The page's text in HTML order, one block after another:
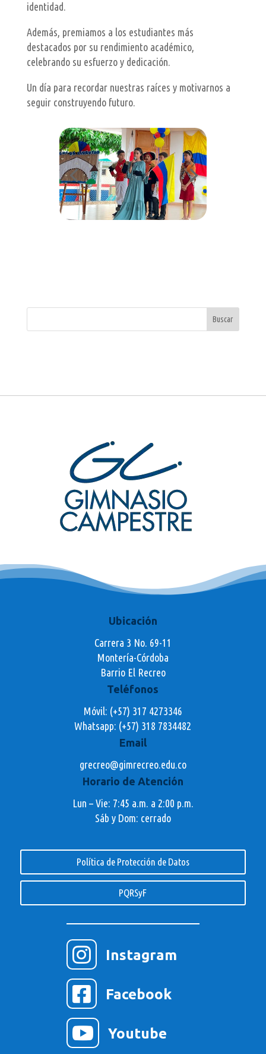
identidad.
Además, premiamos a los estudiantes más
destacados por su rendimiento académico,
celebrando su esfuerzo y dedicación.
Un día para recordar nuestras raíces y motivarnos a
seguir construyendo futuro.
Ubicación
Carrera 3 No. 69-11
Montería-Córdoba
Barrio El Recreo
Teléfonos
Móvil: (+57) 317 4273346
Whatsapp: (+57) 318 7834482
Email
grecreo@gimrecreo.edu.co
Horario de Atención
Lun – Vie: 7:45 a.m. a 2:00 p.m.
Sáb y Dom: cerrado
Política de Protección de Datos
PQRSyF
 Instagram
 Facebook
 Youtube